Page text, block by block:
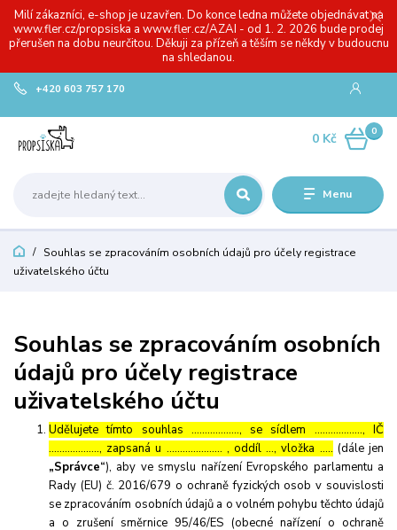
Milí zákazníci, e-shop je uzavřen. Do konce ledna můžete objednávat na
www.fler.cz/propsiska a www.fler.cz/AZAI - od 1. 2. 2026 bude prodej
přerušen na dobu neurčitou. Děkuji za přízeň a těším se někdy v budoucnu
na shledanou.
Menu
+420 603 757 170
0
0 Kč
Souhlas se zpracováním osobních údajů pro účely registrace
uživatelského účtu
Souhlas se zpracováním osobních
údajů pro účely registrace
uživatelského účtu
Udělujete tímto souhlas ……………..., se sídlem ………………, IČ
………………., zapsaná u ………………… , oddíl …, vložka ….. (dále jen
„Správce“), aby ve smyslu nařízení Evropského parlamentu a
Rady (EU) č. 2016/679 o ochraně fyzických osob v souvislosti
se zpracováním osobních údajů a o volném pohybu těchto údajů
a o zrušení směrnice 95/46/ES (obecné nařízení o ochraně